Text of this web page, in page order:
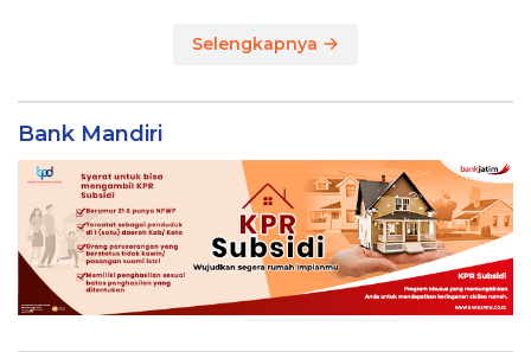
Selengkapnya
Bank Mandiri